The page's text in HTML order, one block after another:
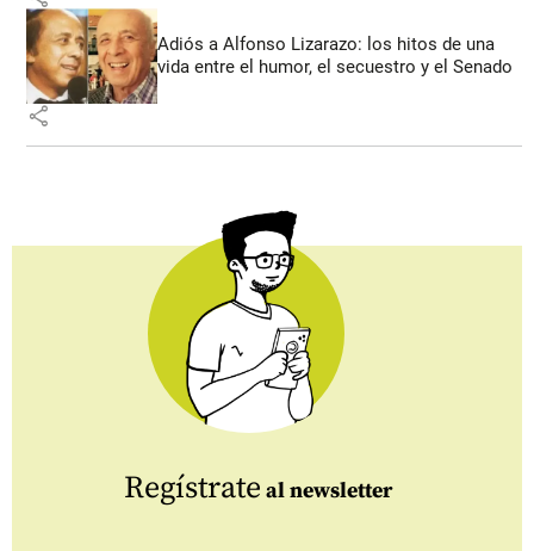
Adiós a Alfonso Lizarazo: los hitos de una
vida entre el humor, el secuestro y el Senado
share
Regístrate al newsletter